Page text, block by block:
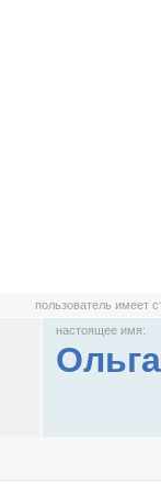
пользователь имеет
настоящее имя:
Ольга